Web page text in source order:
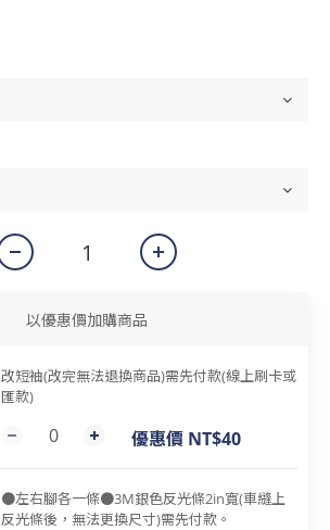
以優惠價加購商品
改短袖(改完無法退換商品)需先付款(線上刷卡或
匯款)
優惠價 NT$40
●左右腳各一條●3M銀色反光條2in寬(車縫上
反光條後，無法更換尺寸)需先付款。